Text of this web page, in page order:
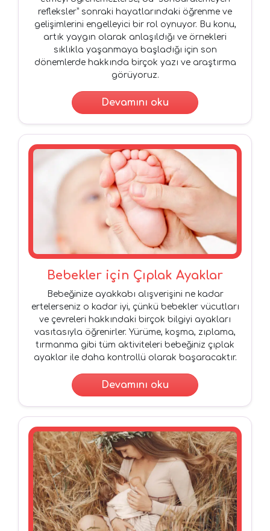
refleksler” sonraki hayatlarındaki öğrenme ve
gelişimlerini engelleyici bir rol oynuyor. Bu konu,
artık yaygın olarak anlaşıldığı ve örnekleri
sıklıkla yaşanmaya başladığı için son
dönemlerde hakkında birçok yazı ve araştırma
görüyoruz.
Devamını oku
Bebekler için Çıplak Ayaklar
Bebeğinize ayakkabı alışverişini ne kadar
ertelerseniz o kadar iyi, çünkü bebekler vücutları
ve çevreleri hakkındaki birçok bilgiyi ayakları
vasıtasıyla öğrenirler. Yürüme, koşma, zıplama,
tırmanma gibi tüm aktiviteleri bebeğiniz çıplak
ayaklar ile daha kontrollü olarak başaracaktır.
Devamını oku